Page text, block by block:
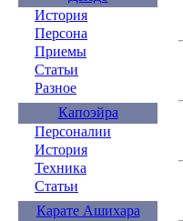
История
Персона
Приемы
Статьи
Разное
Капоэйра
Персоналии
История
Техника
Статьи
Карате Ашихара